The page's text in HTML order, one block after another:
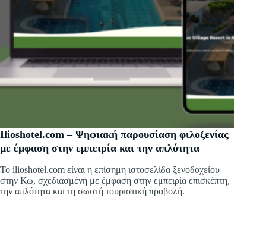
Ilioshotel.com – Ψηφιακή παρουσίαση φιλοξενίας
με έμφαση στην εμπειρία και την απλότητα
Το ilioshotel.com είναι η επίσημη ιστοσελίδα ξενοδοχείου
στην Κω, σχεδιασμένη με έμφαση στην εμπειρία επισκέπτη,
την απλότητα και τη σωστή τουριστική προβολή.